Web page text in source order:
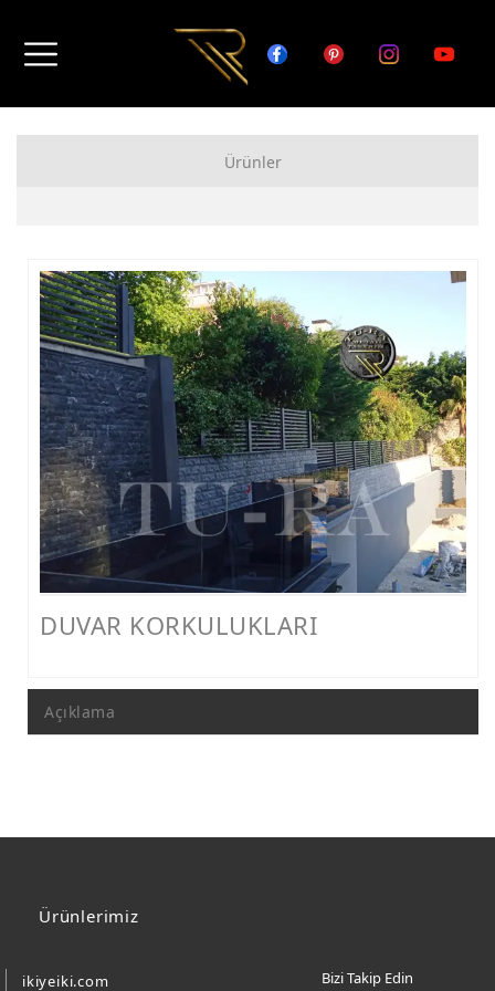
Ürünler
FERFORJE GARAJ KAPISI MODELLERİ
FERFORJE DUVAR ÜSTÜ KORKULUK MODELLERİ
FERFORJE BALKON KORKULUK MODELLERİ
FERFORJE MERDİVEN KORKULUK MODELLERİ
DEMİR MERDİVEN MODELLERİ
FERFORJE PERGOLA & FERFORJE SUNDURMA
FERFORJE ÇARDAK VE KAMELYA MODELLERİ
METAL SEHPA VE DRESUAR MODELLERİ
DUVAR KORKULUKLARI
Açıklama
Ürünlerimiz
ikiyeiki.com Bizi Takip Edin